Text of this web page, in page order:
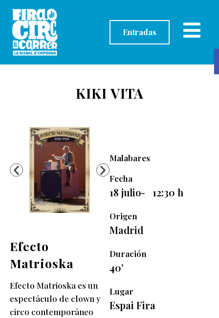
Entradas
KIKI VITA
Efecto
Matrioska
Efecto Matrioska es un
espectáculo de clown y
circo contemporáneo
Malabares
Fecha
18 julio- 12:30 h
Origen
Madrid
Duración
40'
Lugar
Espai Fira